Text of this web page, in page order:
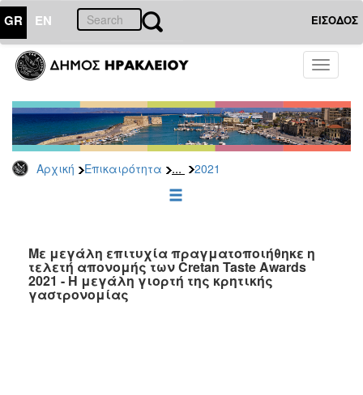
GR EN ΕΙΣΟΔΟΣ
Toggle
Αρχική Επικαιρότητα ... 2021
ΕΠΙΚΑΙΡΟΤΗΤΑ
Τύπου
Αρχείο
2026
2025
2022
2021
2020
Με μεγάλη επιτυχία πραγματοποιήθηκε η
τελετή απονομής των Cretan Taste Awards
2021 - Η μεγάλη γιορτή της κρητικής
γαστρονομίας